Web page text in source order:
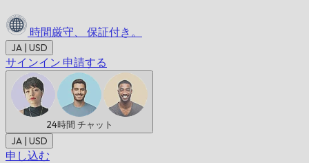
時間厳守、 保証付き。
JA | USD
サインイン 申請する
24時間 チャット
JA | USD
申し込む